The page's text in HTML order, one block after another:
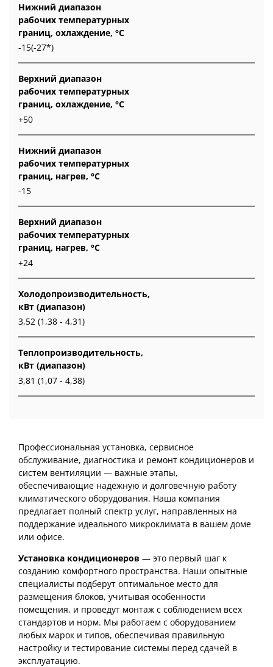
Нижний диапазон
рабочих температурных
границ, охлаждение, °C
-15(-27*)
Верхний диапазон
рабочих температурных
границ, охлаждение, °C
+50
Нижний диапазон
рабочих температурных
границ, нагрев, °C
-15
Верхний диапазон
рабочих температурных
границ, нагрев, °C
+24
Холодопроизводительность,
кВт (диапазон)
3,52 (1,38 - 4,31)
Теплопроизводительность,
кВт (диапазон)
3,81 (1,07 - 4,38)
Профессиональная установка, сервисное
обслуживание, диагностика и ремонт кондиционеров и
систем вентиляции — важные этапы,
обеспечивающие надежную и долговечную работу
климатического оборудования. Наша компания
предлагает полный спектр услуг, направленных на
поддержание идеального микроклимата в вашем доме
или офисе.
Установка кондиционеров — это первый шаг к
созданию комфортного пространства. Наши опытные
специалисты подберут оптимальное место для
размещения блоков, учитывая особенности
помещения, и проведут монтаж с соблюдением всех
стандартов и норм. Мы работаем с оборудованием
любых марок и типов, обеспечивая правильную
настройку и тестирование системы перед сдачей в
эксплуатацию.